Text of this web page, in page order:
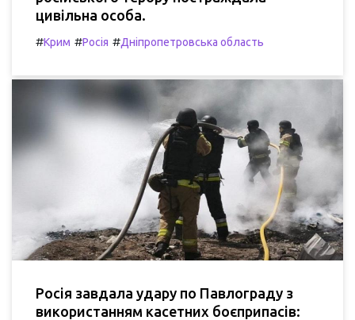
цивільна особа.
#Крим #Росія #Дніпропетровська область
Росія завдала удару по Павлограду з
використанням касетних боєприпасів: